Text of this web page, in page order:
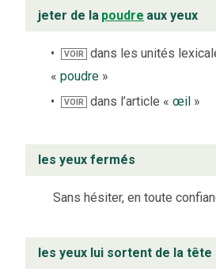
jeter de la poudre aux yeux
VOIR
dans les unités
« poudre »
VOIR dans l’article «œil »
les yeux fermés
Sans hésiter, en toute
les yeux lui sortent de la tête